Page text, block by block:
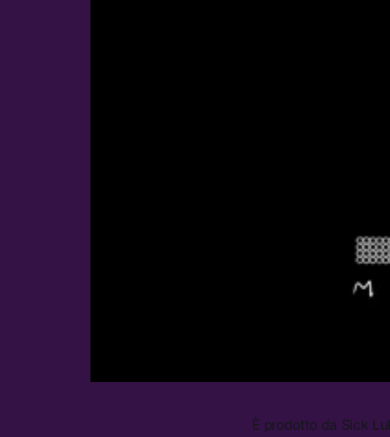
È prodotto da Sick